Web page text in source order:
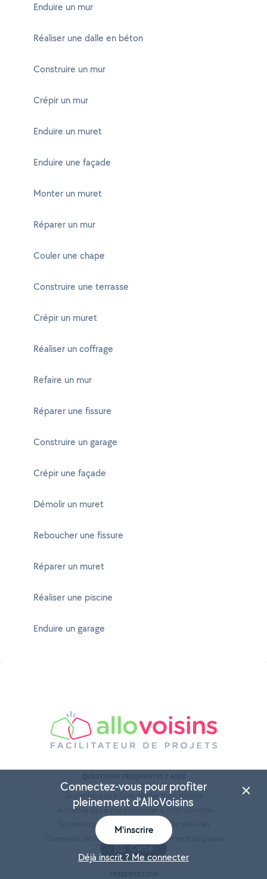
Enduire un mur
Réaliser une dalle en béton
Construire un mur
Crépir un mur
Enduire un muret
Enduire une façade
Monter un muret
Réparer un mur
Couler une chape
Construire une terrasse
Crépir un muret
Réaliser un coffrage
Refaire un mur
Réparer une fissure
Construire un garage
Crépir une façade
Démolir un muret
Reboucher une fissure
Réparer un muret
Réaliser une piscine
Enduire un garage
Carte
Je n'arrive pas à faire vérifier mon mobile
Je n'arrive pas à me connecter à mon compte
Je n'arrive pas à m'inscrire depuis le site web
Comment réinitialiser / modifier mon mot de passe
Connectez-vous pour profiter
pleinement d'AlloVoisins
M'inscrire
Déjà inscrit ? Me connecter